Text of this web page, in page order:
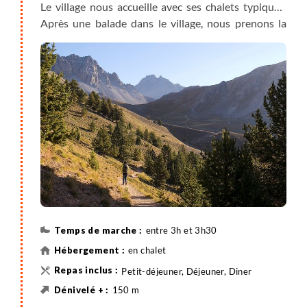
Le village nous accueille avec ses chalets typiques.
Après une balade dans le village, nous prenons la
direction du Lac de Roue, en passant par les cabanes
d'alpages. Nous traversons les alpages jusqu'à
atteindre ce magnifique lac, dominé par le Pic de
Rochebrune, entouré de forêts et de prairies. Ce lie
naturel d'exception offre une biodiversité unique
notamment en flore aquatique. Sur le retour, nous
empruntons le sentier des belvédères pour un
panorama exceptionnel sur Fort Queyras et la vallée
Guil. Nous concluons la journée par une pause à la
Maison de l'Artisanat, mettant en valeur le travail de
plus de 35 coopérateurs.
entre 3h et 3h30
en chalet
Petit-déjeuner, Déjeuner, Diner
150 m